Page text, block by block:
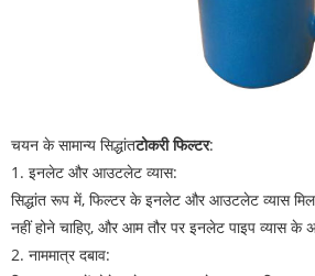
चयन के सामान्य सिद्धांतटोकरी फिल्टर:
1. इनलेट और आउटलेट व्यास:
सिद्धांत रूप में, फिल्टर के इनलेट और आउटलेट व्यास
नहीं होने चाहिए, और आम तौर पर इनलेट पाइप व्यास के
2. नाममात्र दबाव: